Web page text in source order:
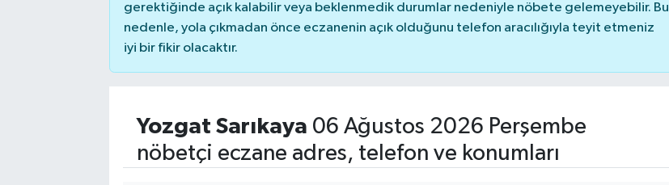
gerektiğinde açık kalabilir veya beklenmedik durumlar nedeniyle nöbete gelemeyebilir. Bu
nedenle, yola çıkmadan önce eczanenin açık olduğunu telefon aracılığıyla teyit etmeniz
iyi bir fikir olacaktır.
Yozgat Sarıkaya 06 Ağustos 2026 Perşembe
nöbetçi eczane adres, telefon ve konumları